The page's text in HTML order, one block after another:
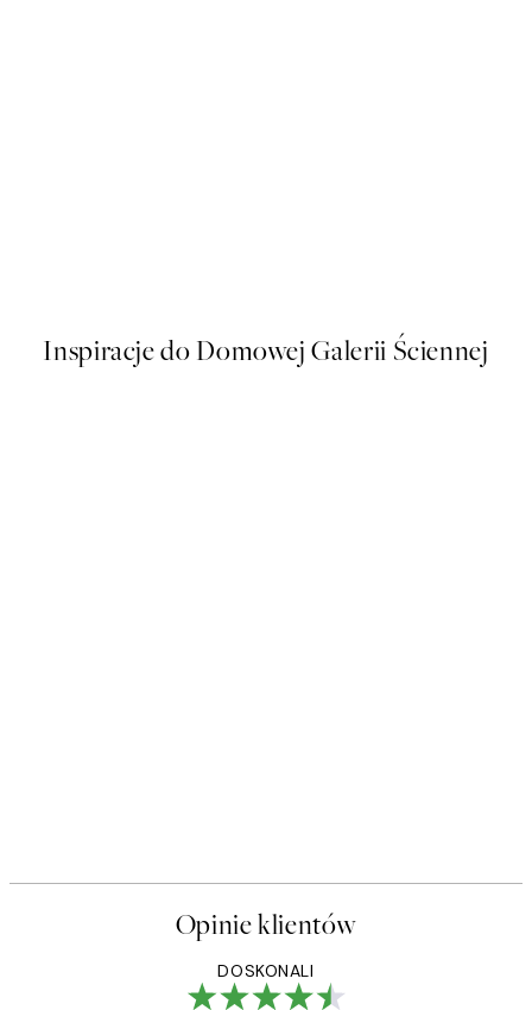
Inspiracje do Domowej Galerii Ściennej
Opinie klientów
DOSKONALI